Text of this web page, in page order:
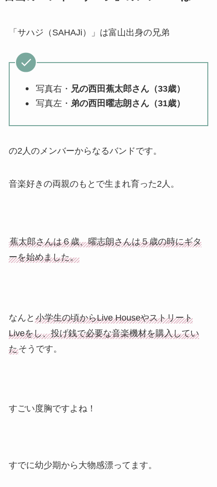
「サハジ（SAHAJi）」は富山出身の兄弟
写真右・ 兄の西田蕉太郎さん（33歳）
写真左・ 弟の西田曜志朗さん（31歳）
の2人のメンバーからなるバンドです。
音楽好きの両親のもとで生まれ育った2人。
蕉太郎さんは６歳、曜志朗さんは５歳の時にギタ
ーを始めました。
なんと 小学生の頃からLive Houseやストリート
Liveをし、投げ銭で必要な音楽機材を購入してい
たそうです。
すごい度胸ですよね！
すでに幼少期から大物感漂ってます。